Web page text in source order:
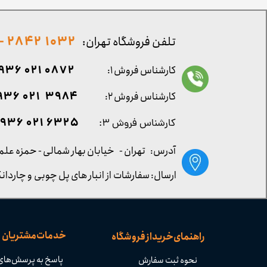
راهنمای خرید از فروشگاه
نحوه ثبت سفارش
خدمات مشتریان
پاسخ به
کارشناس فروش ۳: ۶۳۲۵ ۰۲۱ ۰۹۳۶
آدرس: تهران - خیابان بهار شمالی - حمزه
تلفن فروشگاه تهران: 1032 2842 - 021
کارشناس فروش ۱: 0872 021 0936
کارشناس فروش ۲:
۳۹۸۴ ۰۲۱ ۰۹۳۶
ارسال: سفارشات از انبار های پل چوبی و